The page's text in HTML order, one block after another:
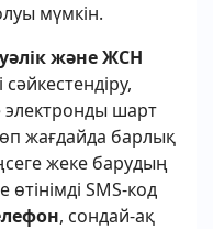
мүмкін.
және ЖСН
электронды шарт
жағдайда барлық
жеке барудың
SMS-код
, сондай-ақ